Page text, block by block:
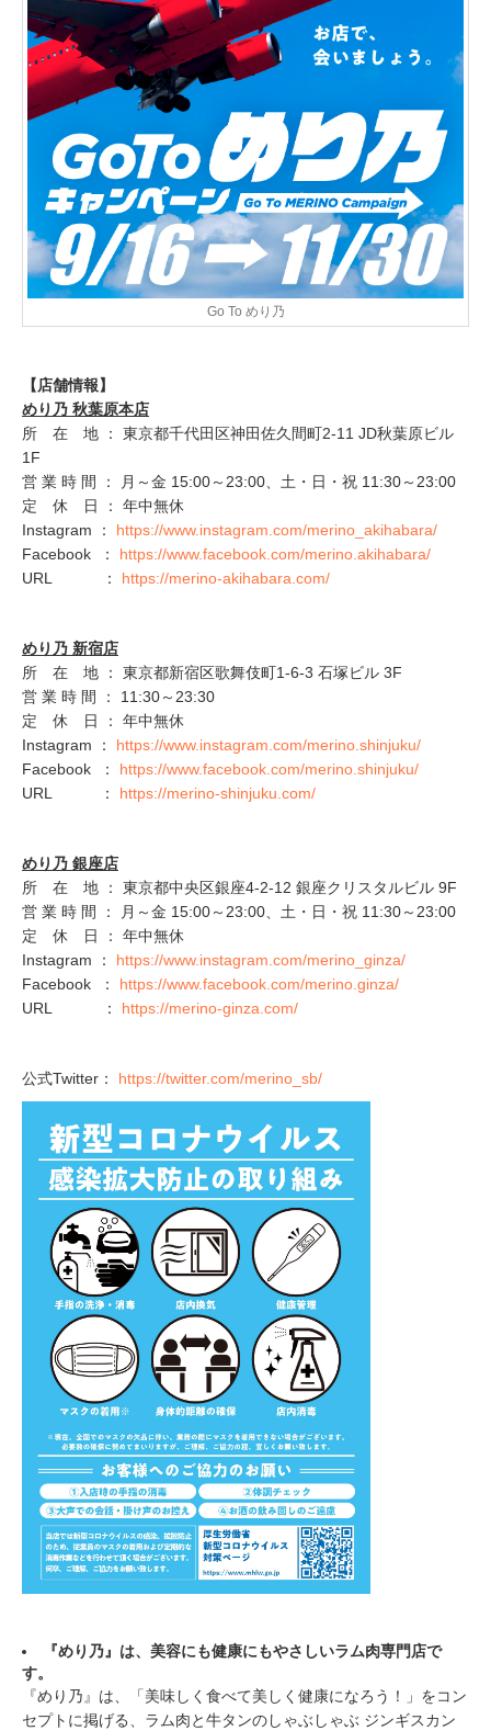
Go To めり乃
【店舗情報】
めり乃 秋葉原本店
所 在 地 ： 東京都千代田区神田佐久間町2-11 JD秋葉原ビル
1F
営 業 時 間 ： 月～金 15:00～23:00、土・日・祝 11:30～23:00
定 休 日 ： 年中無休
Instagram ： https://www.instagram.com/merino_akihabara/
Facebook ： https://www.facebook.com/merino.akihabara/
URL ： https://merino-akihabara.com/
めり乃 新宿店
所 在 地 ： 東京都新宿区歌舞伎町1-6-3 石塚ビル 3F
営 業 時 間 ： 11:30～23:30
定 休 日 ： 年中無休
Instagram ： https://www.instagram.com/merino.shinjuku/
Facebook ： https://www.facebook.com/merino.shinjuku/
URL ： https://merino-shinjuku.com/
めり乃 銀座店
所 在 地 ： 東京都中央区銀座4-2-12 銀座クリスタルビル 9F
営 業 時 間 ： 月～金 15:00～23:00、土・日・祝 11:30～23:00
定 休 日 ： 年中無休
Instagram ： https://www.instagram.com/merino_ginza/
Facebook ： https://www.facebook.com/merino.ginza/
URL ： https://merino-ginza.com/
公式Twitter： https://twitter.com/merino_sb/
『めり乃』は、美容にも健康にもやさしいラム肉専門店で
す。
『めり乃』は、「美味しく食べて美しく健康になろう！」をコン
セプトに掲げる、ラム肉と牛タンのしゃぶしゃぶ ジンギスカン